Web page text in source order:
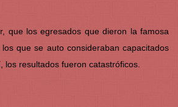
que los egresados que dieron la famosa
los que se auto consideraban capacitados
los resultados fueron catastróficos.